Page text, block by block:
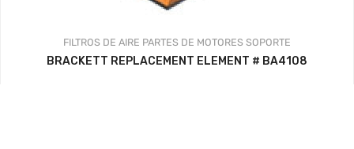
FILTROS DE AIRE PARTES DE MOTORES SOPORTE
BRACKETT REPLACEMENT ELEMENT # BA4108